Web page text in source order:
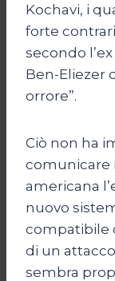
Kochavi, i
forte
secondo
Ben-Eliezer
orrore”.
Ciò non ha
comunicare
americana
nuovo
compatibile
di un
sembra